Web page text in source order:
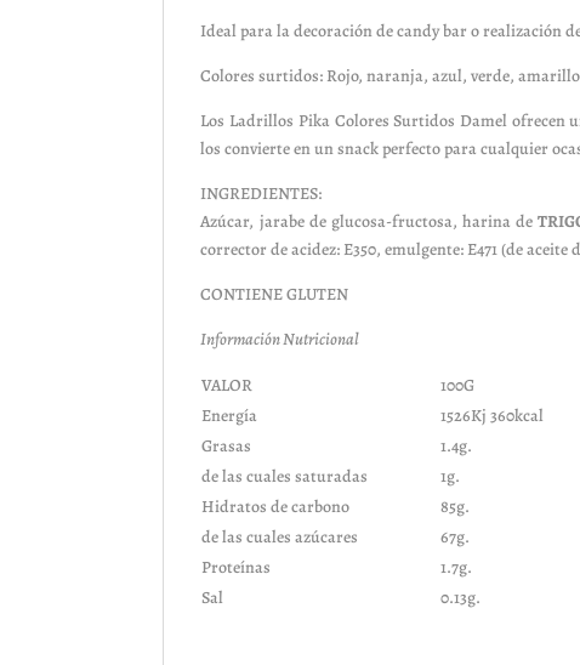
Ideal para la decoración de candy bar o realización
Colores surtidos: Rojo, naranja, azul, verde,
Los Ladrillos Pika Colores Surtidos Damel ofrecen
los convierte en un snack perfecto para cualquier
INGREDIENTES:
Azúcar, jarabe de glucosa-fructosa, harina de
corrector de acidez: E350, emulgente: E471 (de aceite
CONTIENE GLUTEN
Información Nutricional
VALOR
100G
Energía
1526Kj 360kcal
Grasas
1.4g.
de las cuales saturadas
1g.
Hidratos de carbono
85g.
de las cuales azúcares
67g.
Proteínas
1.7g.
Sal
0.13g.